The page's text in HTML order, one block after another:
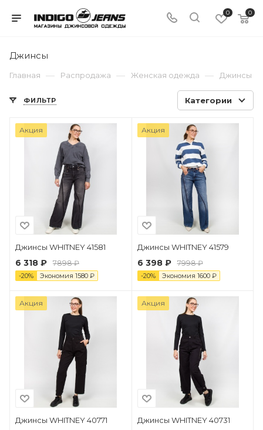
0 0
Джинсы
Главная — Распродажа — Женская одежда — Джинсы
ФИЛЬТР Категории
Акция
Джинсы WHITNEY 41581
6 318 ₽ 7898 ₽
-20% Экономия 1580 ₽
Акция
Джинсы WHITNEY 41579
6 398 ₽ 7998 ₽
-20% Экономия 1600₽
Акция
Джинсы WHITNEY 40771
Акция
Джинсы WHITNEY 40731